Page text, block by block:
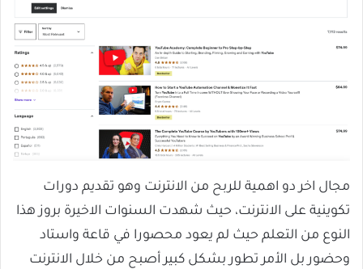
مجال اخر دو اهمية للربح من الانترنت وهو تقديم دورات
تكوينية على الانترنت، حيث شهدت السنوات الاخيرة بروز هذا
النوع من التعلم حيث لم يعود محصورا في قاعة واستاد
وحضور بل الأمر تطور بشكل كبير أصبح من خلال الانترنت